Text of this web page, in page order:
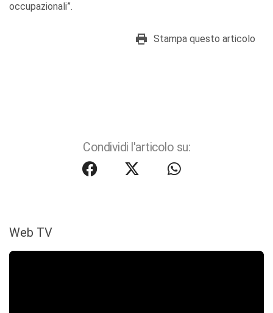
occupazionali”.
Stampa questo articolo
Condividi l'articolo su:
Web TV